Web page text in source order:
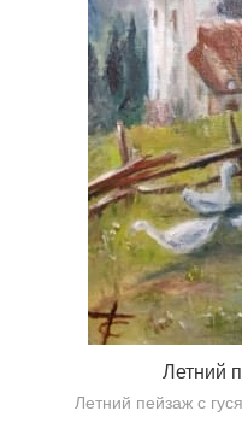
Летний
Летний пейзаж с